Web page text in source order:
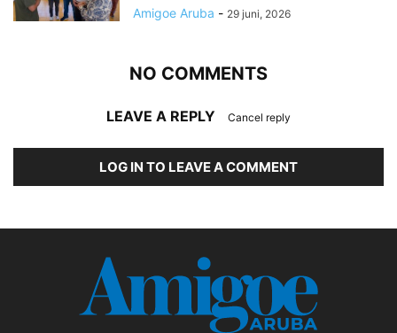
Amigoe Aruba - 29 juni, 2026
NO COMMENTS
LEAVE A REPLY Cancel reply
LOG IN TO LEAVE A COMMENT